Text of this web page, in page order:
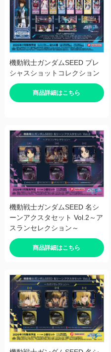
機動戦士ガンダムSEED プレ
シャスショットコレクション
商品詳細はこちら
機動戦士ガンダムSEED 名シ
ーンアクスタセット Vol.2～ア
スランセレクション～
商品詳細はこちら